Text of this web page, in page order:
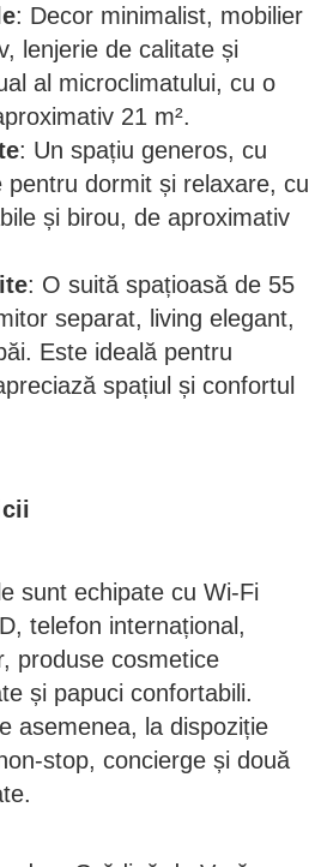
: Decor minimalist, mobilier
lenjerie de calitate și
al microclimatului, cu o
21 m².
: Un spațiu generos, cu
pentru dormit și relaxare, cu
și birou, de aproximativ
: O suită spațioasă de 55
separat, living elegant,
Este ideală pentru
spațiul și confortul
sunt echipate cu Wi-Fi
telefon internațional,
produse cosmetice
și papuci confortabili.
asemenea, la dispoziție
stop, concierge și două